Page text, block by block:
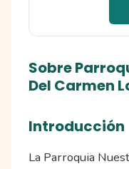
Sobre
Del Carmen
Introducción
La Parroquia